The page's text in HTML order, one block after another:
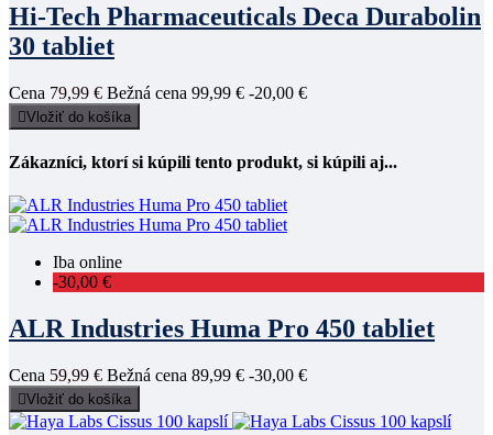
Hi-Tech Pharmaceuticals Deca Durabolin
30 tabliet
Cena 79,99 € Bežná cena 99,99 € -20,00 €
Vložiť do košíka
Zákazníci, ktorí si kúpili tento produkt, si kúpili aj...
Iba online
-30,00 €
ALR Industries Huma Pro 450 tabliet
Cena 59,99 € Bežná cena 89,99 € -30,00 €
Vložiť do košíka